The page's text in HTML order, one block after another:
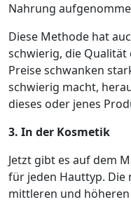
Nahrung
Diese Methode hat
schwierig, die Qualität
Preise schwanken
schwierig macht,
dieses oder jenes
3. In der Kosmetik
Jetzt gibt es auf dem
für jeden Hauttyp.
mittleren und höheren